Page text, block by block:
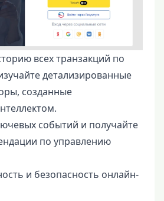
всех транзакций по
детализированные
созданные
событий и получайте
по управлению
и безопасность онлайн-